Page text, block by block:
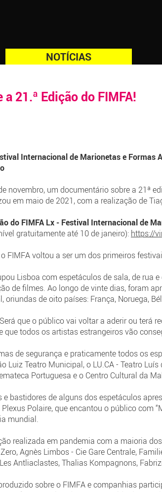
NOTÍCIAS
21.ª Edição do FIMFA!
Internacional de Marionetas e Formas
novembro, um documentário sobre a 21ª
em maio de 2021, com a realização de
do FIMFA Lx - Festival Internacional de
gratuitamente até 10 de janeiro): https://
FIMFA voltou a ser um dos primeiros
Lisboa com espetáculos de sala, de rua
de filmes. Ao longo de vinte dias, foram
de oito países: França, Noruega,
que o público vai voltar a aderir ou terá
que todos os artistas estrangeiros vão
de segurança e praticamente todos os
Luiz Teatro Municipal, o LU.CA - Teatro
Portuguesa e o Centro Cultural da
bastidores de alguns dos espetáculos
Polaire, que encantou o público com
mundial.
realizada em pandemia com a maioria
Agnès Limbos - Cie Gare Centrale,
Antliaclastes, Thalias Kompagnons,
sobre o FIMFA e companhias